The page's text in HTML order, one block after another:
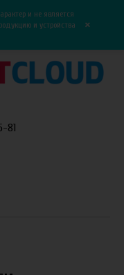
0
и не является
и устройства
×
81